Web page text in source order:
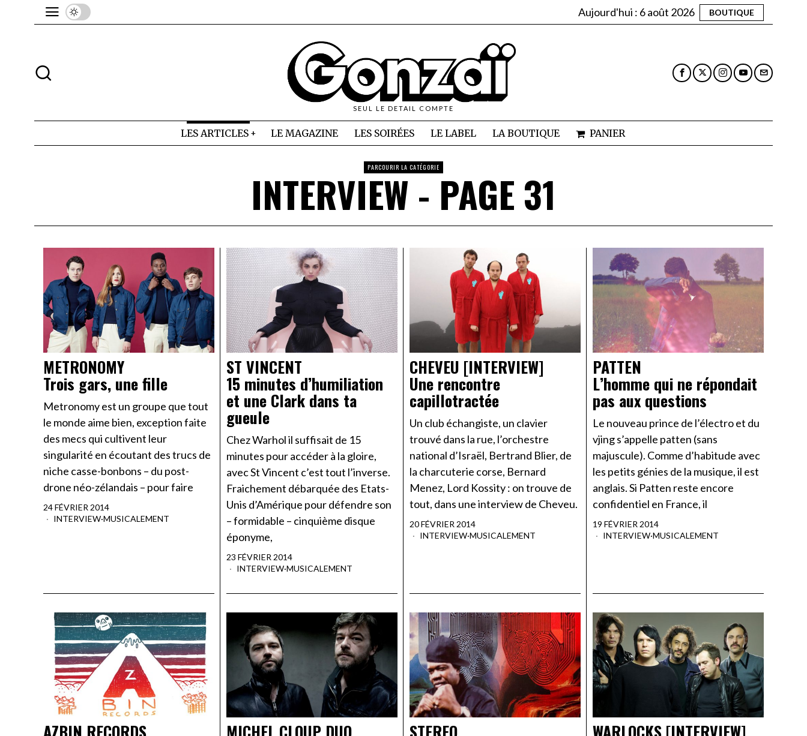
Aujourd'hui : 6 août 2026 BOUTIQUE
SEUL LE DETAIL COMPTE
LES ARTICLES LE MAGAZINE LES SOIRÉES LE LABEL LA BOUTIQUE PANIER
PARCOURIR LA CATÉGORIE
INTERVIEW - PAGE 31
METRONOMY
Trois gars, une fille
Metronomy est un groupe que tout
le monde aime bien, exception faite
des mecs qui cultivent leur
singularité en écoutant des trucs de
niche casse-bonbons – du post-
drone néo-zélandais – pour faire
24 FÉVRIER 2014
INTERVIEW·MUSICALEMENT
ST VINCENT
15 minutes d’humiliation
et une Clark dans ta
gueule
Chez Warhol il suffisait de 15
minutes pour accéder à la gloire,
avec St Vincent c’est tout l’inverse.
Fraichement débarquée des Etats-
Unis d’Amérique pour défendre son
– formidable – cinquième disque
éponyme,
23 FÉVRIER 2014
INTERVIEW·MUSICALEMENT
CHEVEU [INTERVIEW]
Une rencontre
capillotractée
Un club échangiste, un clavier
trouvé dans la rue, l’orchestre
national d’Israël, Bertrand Blier, de
la charcuterie corse, Bernard
Menez, Lord Kossity : on trouve de
tout, dans une interview de Cheveu.
20 FÉVRIER 2014
INTERVIEW·MUSICALEMENT
PATTEN
L’homme qui ne répondait
pas aux questions
Le nouveau prince de l’électro et du
vjing s’appelle patten (sans
majuscule). Comme d’habitude avec
les petits génies de la musique, il est
anglais. Si Patten reste encore
confidentiel en France, il
19 FÉVRIER 2014
INTERVIEW·MUSICALEMENT